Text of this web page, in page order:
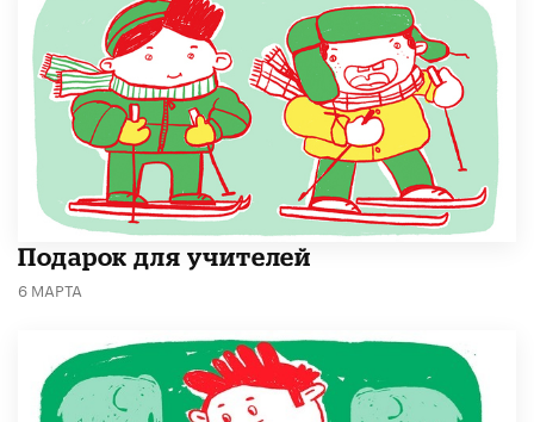
Подарок для учителей
6 МАРТА